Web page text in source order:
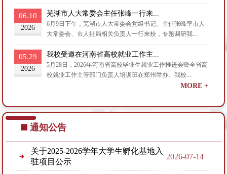
06.10
2026
芜湖市人大常委会主任张峰一行来...
6月9日下午，芜湖市人大常委会党组书记、主任张峰率市人
大常委会、市人社局相关负责人一行来校，专题调研我...
05.29
2026
我校受邀在河南省高校就业工作主...
5月28日，2026年河南省高校毕业生就业工作推进会暨全省高
校就业工作主管部门负责人培训班在郑州举办。我校...
通知公告
关于2025-2026学年大学生孵化基地入
驻项目公示
2026-07-14